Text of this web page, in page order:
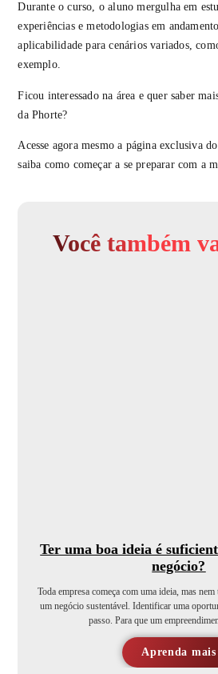
Durante o curso, o aluno mergulha em
experiências e metodologias em
aplicabilidade para cenários variados,
exemplo.
Ficou interessado na área e quer saber
da Phorte?
Acesse agora mesmo a página exclusiva do
saiba como começar a se preparar com a
Você também
Ter uma boa ideia é
negócio?
Toda empresa começa com uma ideia, mas
um negócio sustentável. Identificar uma
passo. Para que um
Aprenda mais